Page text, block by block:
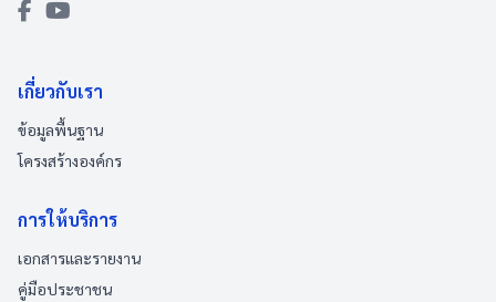
เกี่ยวกับเรา
ข้อมูลพื้นฐาน
โครงสร้างองค์กร
การให้บริการ
เอกสารและรายงาน
คู่มือประชาชน